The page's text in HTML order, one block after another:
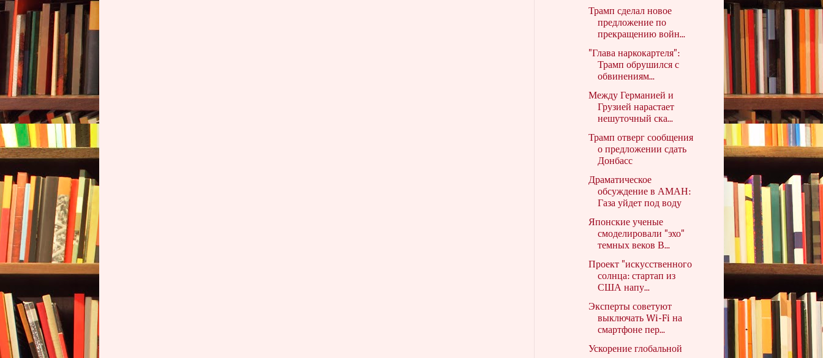
Трамп сделал новое
предложение по
прекращению войн...
"Глава наркокартеля":
Трамп обрушился с
обвинениям...
Между Германией и
Грузией нарастает
нешуточный ска...
Трамп отверг сообщения
о предложении сдать
Донбасс
Драматическое
обсуждение в АМАН:
Газа уйдет под воду
Японские ученые
смоделировали "эхо"
темных веков В...
Проект "искусственного
солнца: стартап из
США напу...
Эксперты советуют
выключать Wi-Fi на
смартфоне пер...
Ускорение глобальной